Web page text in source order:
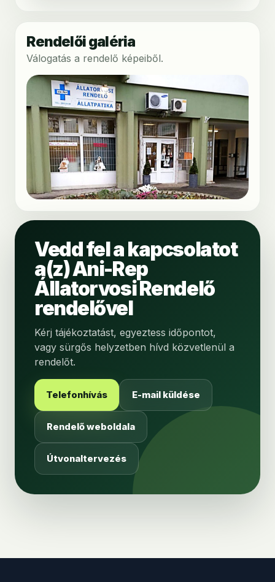
Rendelői galéria
Válogatás a rendelő képeiből.
Vedd fel a kapcsolatot
a(z) Ani-Rep
Állatorvosi Rendelő
rendelővel
Kérj tájékoztatást, egyeztess időpontot,
vagy sürgős helyzetben hívd közvetlenül a
rendelőt.
Telefonhívás E-mail küldése
Rendelő weboldala
Útvonaltervezés